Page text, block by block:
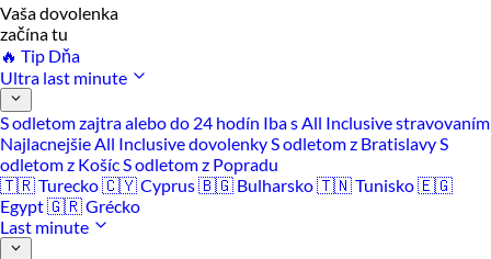
Vaša dovolenka
začína tu
🔥 Tip Dňa
Ultra last minute
S odletom zajtra alebo do 24 hodín Iba s All Inclusive stravovaním
Najlacnejšie All Inclusive dovolenkyS odletom z BratislavyS
odletom z KošícS odletom z Popradu
🇹🇷 Turecko🇨🇾 Cyprus🇧🇬 Bulharsko🇹🇳 Tunisko🇪🇬
Egypt🇬🇷 Grécko
Last minute